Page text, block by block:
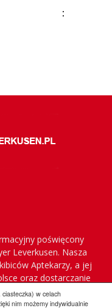
w celach
nim możemy indywidualnie
:
poświęcony
Leverkusen. Nasza
Aptekarzy, a jej
oraz dostarczanie